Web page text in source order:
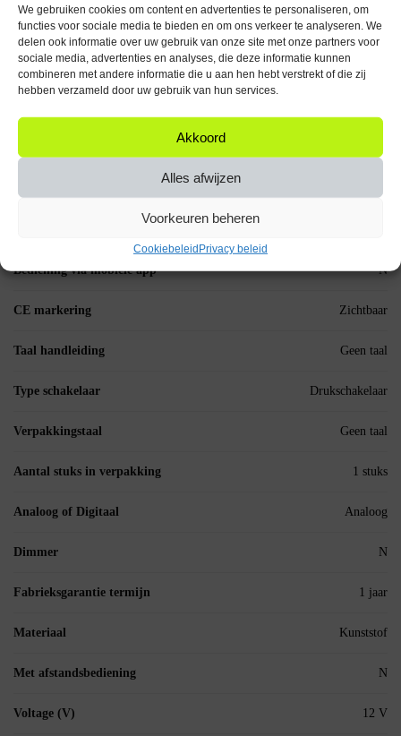
We gebruiken cookies om content en advertenties te personaliseren, om
functies voor sociale media te bieden en om ons verkeer te analyseren. We
delen ook informatie over uw gebruik van onze site met onze partners voor
sociale media, advertenties en analyses, die deze informatie kunnen
combineren met andere informatie die u aan hen hebt verstrekt of die zij
hebben verzameld door uw gebruik van hun services.
Akkoord
Alles afwijzen
Voorkeuren beheren
Cookiebeleid Privacy beleid
die betrouwbaarheid met praktische bruikbaarheid combineert. De ON-
OFF schakelaar zorgt voor aanpassingsvermogen aan je specifieke
behoeften, of het nu gaat om een simpele lamp of een complexe machine.
Eenvoudige installatie:
Deze wipschakelaar is eenvoudig te installeren met een kabelschoen over
de metalen pin. Zie het aansluitschema op deze productpagina voor een
snelle installatie.
Schakel je apparaten met de ProRide® Wipschakelaar KCD3-12!
Bediening via mobiele app N
CE markering Zichtbaar
Taal handleiding Geen taal
Type schakelaar Drukschakelaar
Verpakkingstaal Geen taal
Aantal stuks in verpakking 1 stuks
Analoog of Digitaal Analoog
Dimmer N
Fabrieksgarantie termijn 1 jaar
Materiaal Kunststof
Met afstandsbediening N
Voltage (V) 12 V